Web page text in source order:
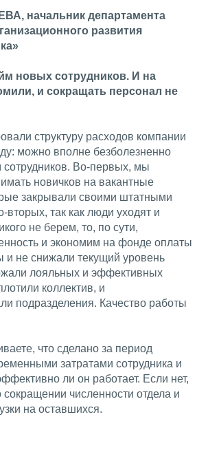
начальник департамента
развития
новых сотрудников. И на
и сокращать персонал не
структуру расходов компании
можно вполне безболезненно
сотрудников. Во-первых, мы
новичков на вакантные
закрывали своими штатными
вторых, так как люди уходят и
не берем, то, по сути,
и экономим на фонде оплаты
и не снижали текущий уровень
лояльных и эффективных
коллектив, и
подразделения. Качество работы
что сделано за период
затратами сотрудника и
ли он работает. Если нет,
сокращении численности отдела и
на оставшихся.